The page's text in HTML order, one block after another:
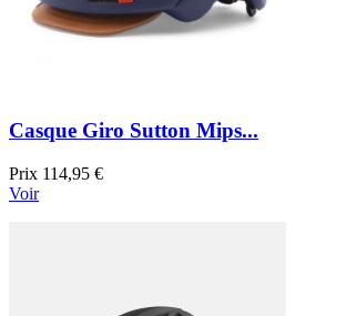
Casque Giro Sutton Mips...
Prix 114,95 €
Voir